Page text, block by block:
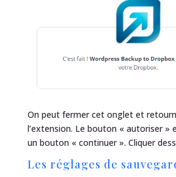
On peut fermer cet onglet et
l’extension. Le bouton « autoriser »
un bouton « continuer ». Cliquer
Les réglages de